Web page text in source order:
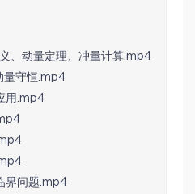
、动量定理、冲量计算.mp4
量守恒.mp4
用.mp4
界问题.mp4